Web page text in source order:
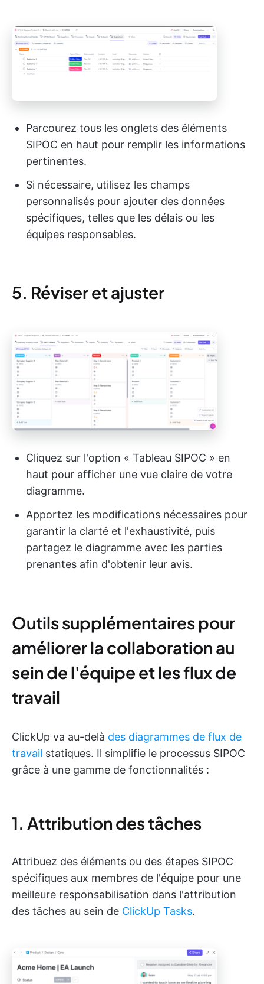
Parcourez tous les onglets des éléments
SIPOC en haut pour remplir les informations
pertinentes.
Si nécessaire, utilisez les champs
personnalisés pour ajouter des données
spécifiques, telles que les délais ou les
équipes responsables.
5. Réviser et ajuster
Cliquez sur l'option « Tableau SIPOC » en
haut pour afficher une vue claire de votre
diagramme.
Apportez les modifications nécessaires pour
garantir la clarté et l'exhaustivité, puis
partagez le diagramme avec les parties
prenantes afin d'obtenir leur avis.
Outils supplémentaires pour
améliorer la collaboration au
sein de l'équipe et les flux de
travail
ClickUp va au-delà des diagrammes de flux de
travail statiques. Il simplifie le processus SIPOC
grâce à une gamme de fonctionnalités :
1. Attribution des tâches
Attribuez des éléments ou des étapes SIPOC
spécifiques aux membres de l'équipe pour une
meilleure responsabilisation dans l'attribution
des tâches au sein de ClickUp Tasks.